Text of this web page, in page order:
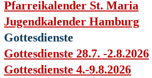
Pfarreikalender St. Maria
Jugendkalender Hamburg
Gottesdienste
Gottesdienste 28.7. -2.8.2026
Gottesdienste 4.-9.8.2026